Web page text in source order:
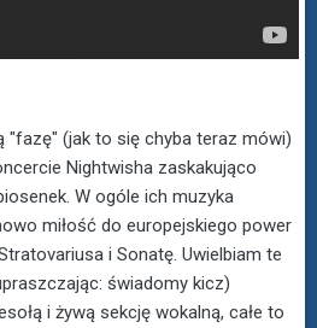
"fazę" (jak to się chyba teraz mówi)
Nightwisha zaskakująco
W ogóle ich muzyka
miłość do europejskiego power
i Sonatę. Uwielbiam te
świadomy kicz)
i żywą sekcję wokalną, całe to